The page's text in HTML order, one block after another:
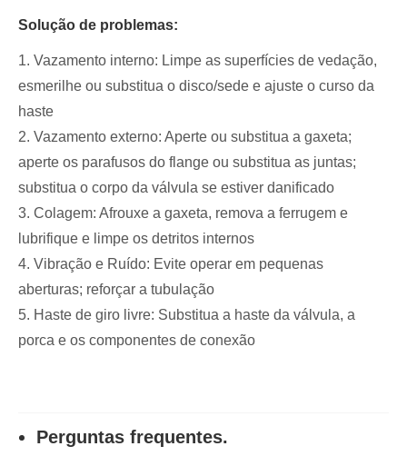
Solução de problemas:
1. Vazamento interno: Limpe as superfícies de vedação,
esmerilhe ou substitua o disco/sede e ajuste o curso da
haste
2. Vazamento externo: Aperte ou substitua a gaxeta;
aperte os parafusos do flange ou substitua as juntas;
substitua o corpo da válvula se estiver danificado
3. Colagem: Afrouxe a gaxeta, remova a ferrugem e
lubrifique e limpe os detritos internos
4. Vibração e Ruído: Evite operar em pequenas
aberturas; reforçar a tubulação
5. Haste de giro livre: Substitua a haste da válvula, a
porca e os componentes de conexão
Perguntas frequentes.